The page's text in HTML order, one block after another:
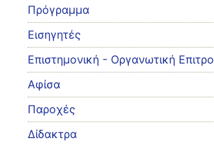
Πρόγραμμα
Εισηγητές
Eπιστημονική - Οργανωτική
Αφίσα
Παροχές
Δίδακτρα